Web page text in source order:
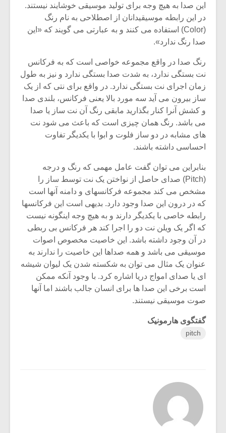
این صدا به هیچ وجه برای تولید موسیقی خوشایند نیستند.
در این رابطه موسیقیدانان از اصطلاحی به نام رنگ
(Color) استفاده می کنند و به عبارتی می گویند که «این
صدا رنگ ندارد».
رنگ صدا در واقع مجموعه خواصی است که به فرکانس
نت بستگی ندارد، به شدت صدا بستگی ندارد و نیز به طول
زمان اجرای نت بستگی ندارد. در واقع برای نتی که از یک
ساز بیرون می آید سه مورد بالا یعنی فرکانس، بلندی صدا
و کشش آنرا کنار بگذارید مابقی رنگ آن نت ساز یا صدا
می باشد. رنگ همان چیزی است که باعث می شود نت
های مشابه در دو ساز فلوت و ابوا با یکدیگر تفاوت
احساسی داشته باشند.
بنابراین می توان گفت عامل مهمی که رنگ و درجه
(Pitch) صدای حاصل از نواختن یک نت توسط ساز را
مشخص می کند مجموعه فرکانسهای و دامنه آنها است
که در درون این صدا وجود دارد. بدیهی است این فرکانسها
رابطه خاصی با یکدیگر دارند و به هیچ وجه اینگونه نیست
که اگر یک ویلن نت دو را اجرا کند هر فرکانس بی ربطی
در آن وجود داشته باشد. این خاصیت مخصوص اصوات
موسیقی می باشد و همه صداها این خاصیت را ندارند ب‎ه
عنوان یک مثال می توان به شکسته شدن یک لیوان شیشه
ای یا صدای امواج دریا اشاره کرد. با وجود آنکه ممکن
است برخی این صدا ها برای انسان جالب باشند اما آنها
صوت موسیقی نیستند.
گفتگوی هارمونیک
pitch
اگر نمی توانی
مشهورترین باشی،
بدنام ترین باش